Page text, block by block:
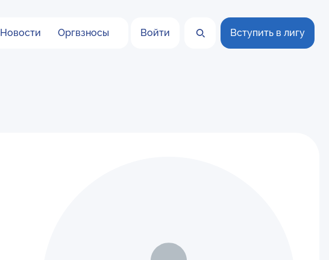
Новости Оргвзносы Войти Вступить в лигу